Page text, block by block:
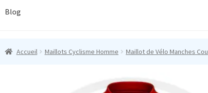
Blog
Accueil Maillots Cyclisme Homme Maillot de Vélo Manches